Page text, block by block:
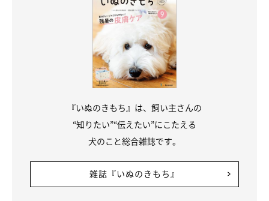
『いぬのきもち』は、飼い主さんの
“知りたい”“伝えたい”にこたえる
犬のこと総合雑誌です。
雑誌『いぬのきもち』